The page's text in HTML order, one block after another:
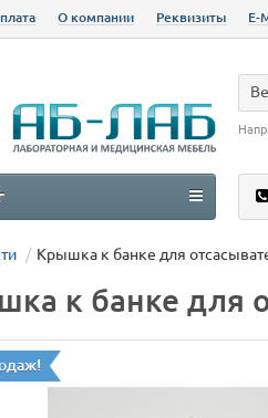
О компании Реквизиты E-
Крышка к банке для
к банке для